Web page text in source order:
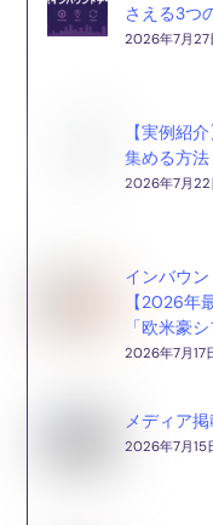
さえる3つ
2026年7月27
【実例紹
集める方法
2026年7月22
インバウ
【2026年
「欧米豪
2026年7月17
メディア
2026年7月15